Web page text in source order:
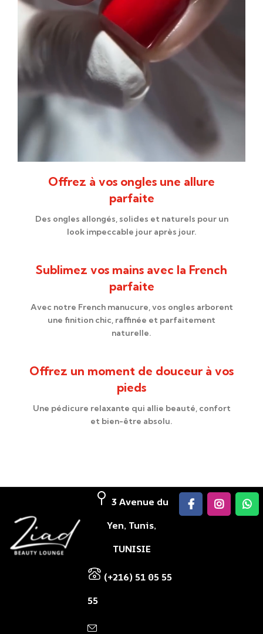
Offrez à vos ongles une allure
parfaite
Des ongles allongés, solides et naturels pour un
look impeccable jour après jour.
Sublimez vos mains avec la French
parfaite
Avec notre French manucure, vos ongles arborent
une finition chic, raffinée et parfaitement
naturelle.
Offrez un moment de douceur à vos
pieds
Une pédicure relaxante qui allie beauté, confort
et bien-être absolu.
3 Avenue du
Yen, Tunis,
TUNISIE
(+216) 51 05 55
55